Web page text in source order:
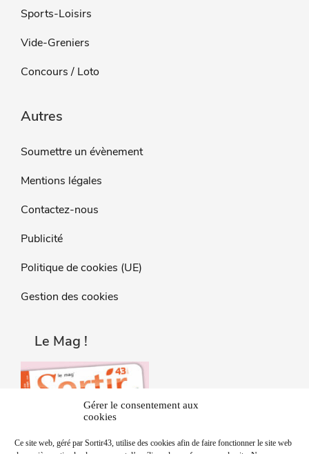
Gérer le consentement aux
cookies
Ce site web, géré par Sortir43, utilise des cookies afin de faire fonctionner le site web
Sports-Loisirs
Vide-Greniers
Concours / Loto
Autres
Soumettre un évènement
Mentions légales
Contactez-nous
Publicité
Politique de cookies (UE)
Gestion des cookies
Le Mag !